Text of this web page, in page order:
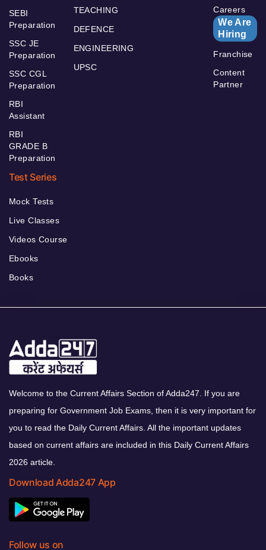
SEBI
Preparation
SSC JE
Preparation
SSC CGL
Preparation
RBI
Assistant
RBI
GRADE B
Preparation
TEACHING
DEFENCE
ENGINEERING
UPSC
Careers
We Are
Hiring
Franchise
Content
Partner
Test Series
Mock Tests
Live Classes
Videos Course
Ebooks
Books
Welcome to the Current Affairs Section of Adda247. If you are
preparing for Government Job Exams, then it is very important for
you to read the Daily Current Affairs. All the important updates
based on current affairs are included in this Daily Current Affairs
2026 article.
Download Adda247 App
Follow us on